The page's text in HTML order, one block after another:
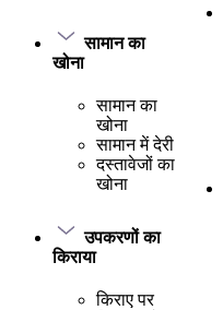
सामान का
खोना
सामान का
खोना
सामान में देरी
दस्तावेजों का
खोना
उपकरणों का
किराया
किराए पर